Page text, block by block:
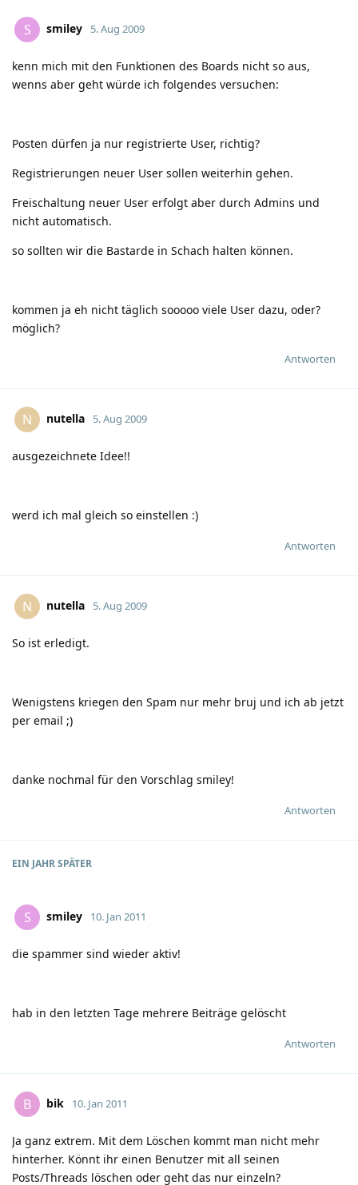
S smiley 5. Aug 2009
kenn mich mit den Funktionen des Boards nicht so aus,
wenns aber geht würde ich folgendes versuchen:
Posten dürfen ja nur registrierte User, richtig?
Registrierungen neuer User sollen weiterhin gehen.
Freischaltung neuer User erfolgt aber durch Admins und
nicht automatisch.
so sollten wir die Bastarde in Schach halten können.
kommen ja eh nicht täglich sooooo viele User dazu, oder?
möglich?
Antworten
N nutella 5. Aug 2009
ausgezeichnete Idee!!
werd ich mal gleich so einstellen :)
Antworten
N nutella 5. Aug 2009
So ist erledigt.
Wenigstens kriegen den Spam nur mehr bruj und ich ab jetzt
per email ;)
danke nochmal für den Vorschlag smiley!
Antworten
EIN JAHRSPÄTER
S smiley 10. Jan 2011
die spammer sind wieder aktiv!
hab in den letzten Tage mehrere Beiträge gelöscht
Antworten
B bik 10. Jan 2011
Ja ganz extrem. Mit dem Löschen kommt man nicht mehr
hinterher. Könnt ihr einen Benutzer mit all seinen
Posts/Threads löschen oder geht das nur einzeln?